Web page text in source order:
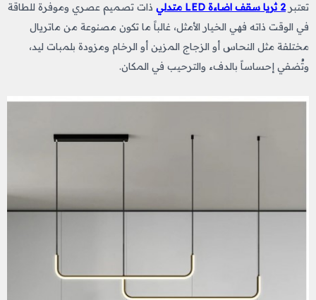
تعتبر2 ثريا سقف اضاءة LED متدلي ذات تصميم عصري وموفرة للطاقة
في الوقت ذاته فهي الخيار الأمثل، غالباً ما تكون مصنوعة من ماتريال
مختلفة مثل النحاس أو الزجاج المزين أو الرخام ومزودة بلمبات ليد،
وتُضفي إحساساً بالدفء والترحيب في المكان.